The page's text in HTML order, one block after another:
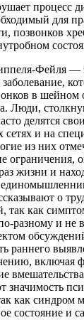
процесс
для
позвонков
Фейля —
заболевание,
в шейном
Люди,
делятся
сетях и на
из них
ограничения,
жизни и
о
так как
разному и не
раннего
включая
значимость
как синдром
состояние и